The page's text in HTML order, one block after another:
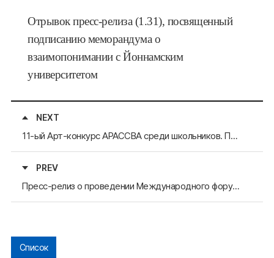
Отрывок пресс-релиза (1.31), посвященный
подписанию меморандума о
взаимопонимании с Йоннамским
университетом
NEXT
11-ый Арт-конкурс АРАССВА среди школьников. Пресс-релиз китайских местных СМИ
PREV
Пресс-релиз о проведении Международного форума АРАССВА-2023 и 14-го заседания Подкомиссии по экономике и гуманитарным обменам (7 декабря)
Список